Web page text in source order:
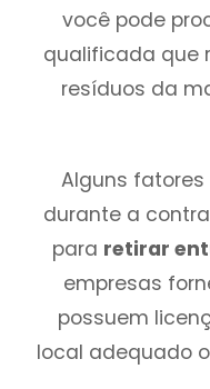
você pode
qualificada que
resíduos da
Alguns
durante a
para retirar
empresas
possuem
local adequado